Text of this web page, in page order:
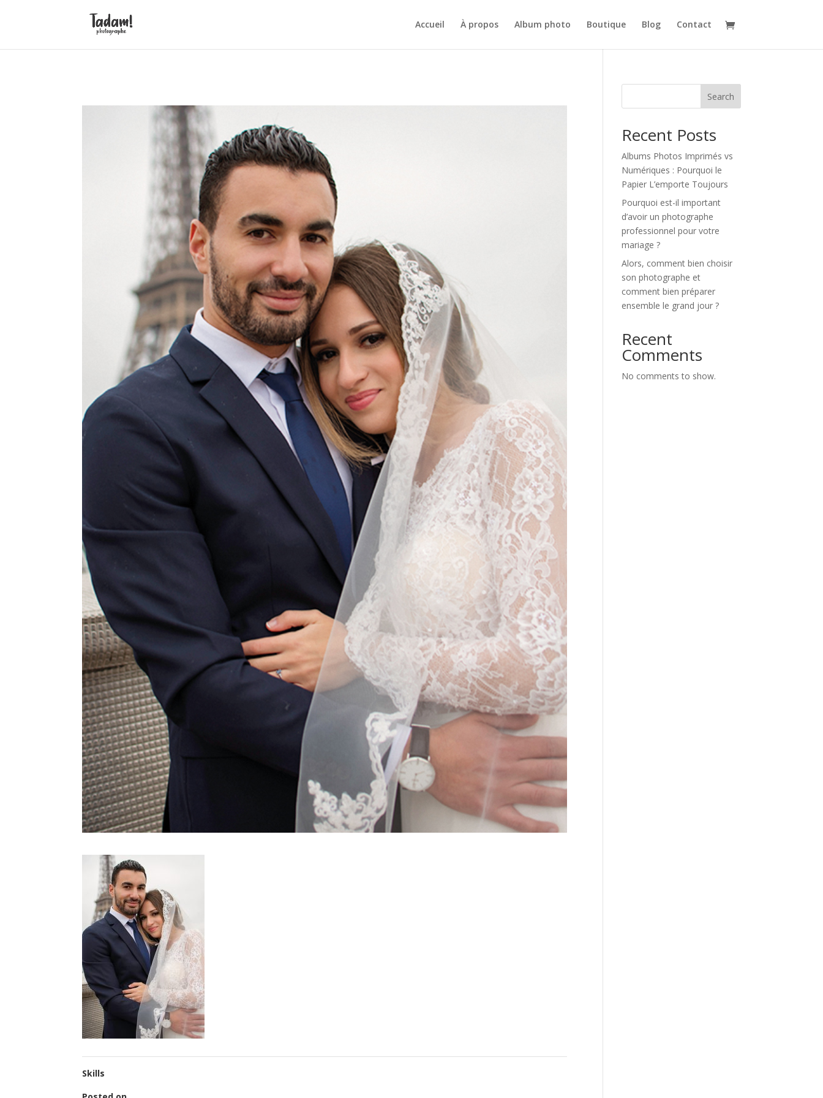
Accueil À propos Album photo Boutique Blog Contact
Skills
Search
Recent Posts
Albums Photos Imprimés vs
Numériques : Pourquoi le
Papier L’emporte Toujours
Pourquoi est-il important
d’avoir un photographe
professionnel pour votre
mariage ?
Alors, comment bien choisir
son photographe et
comment bien préparer
ensemble le grand jour ?
Recent
Comments
No comments to show.